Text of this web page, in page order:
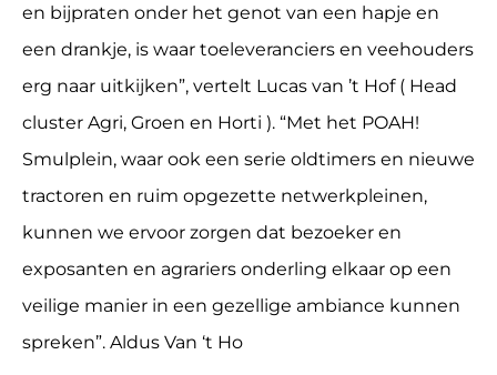
en bijpraten onder het genot van een hapje en
een drankje, is waar toeleveranciers en veehouders
erg naar uitkijken”, vertelt Lucas van ’t Hof ( Head
cluster Agri, Groen en Horti ). “Met het POAH!
Smulplein, waar ook een serie oldtimers en nieuwe
tractoren en ruim opgezette netwerkpleinen,
kunnen we ervoor zorgen dat bezoeker en
exposanten en agrariers onderling elkaar op een
veilige manier in een gezellige ambiance kunnen
spreken”. Aldus Van ‘t Ho